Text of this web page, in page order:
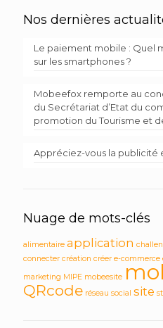
Nos dernières
Le paiement mobile : Quel
sur les smartphones ?
Mobeefox remporte au
du Secrétariat d’Etat du
promotion du Tourisme et
Appréciez-vous la publicité
Nuage de mots-clés
alimentaire application
connecter création créer e-commerce
marketing MIPE mobeesite
QRcode réseau social site